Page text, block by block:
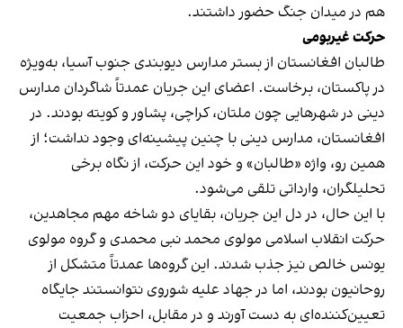
هم در میدان جنگ حضور داشتند.
حرکت غیربومی
طالبان افغانستان از بستر مدارس دیوبندی جنوب آسیا، به‌ویژه
در پاکستان، برخاست. اعضای این جریان عمدتاً شاگردان مدارس
دینی در شهرهایی چون ملتان، کراچی، پشاور و کویته بودند. در
افغانستان، مدارس دینی با چنین پیشینه‌ای وجود نداشت؛ از
همین رو، واژه «طالبان» و خود این حرکت، از نگاه برخی
تحلیلگران، وارداتی تلقی می‌شود.
با این حال، در دل این جریان، بقایای دو شاخه مهم مجاهدین،
حرکت انقلاب اسلامی مولوی محمد نبی محمدی و گروه مولوی
یونس خالص نیز جذب شدند. این گروه‌ها عمدتاً متشکل از
روحانیون بودند، اما در جهاد علیه شوروی نتوانستند جایگاه
تعیین‌کننده‌ای به دست آورند و در مقابل، احزاب جمعیت